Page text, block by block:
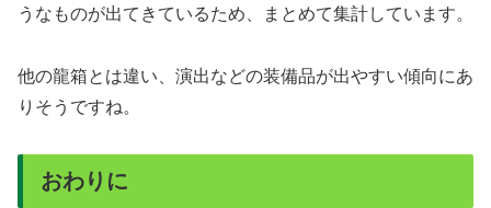
うなものが出てきているため、まとめて集計しています。
他の龍箱とは違い、演出などの装備品が出やすい傾向にあ
りそうですね。
おわりに